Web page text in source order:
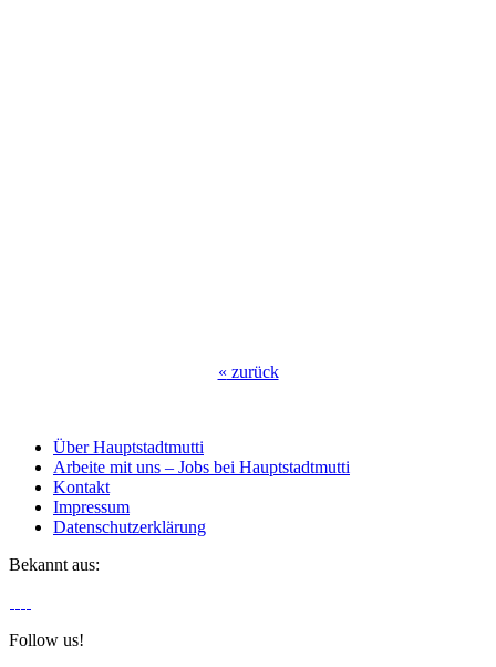
« zurück
Über Hauptstadtmutti
Arbeite mit uns – Jobs bei Hauptstadtmutti
Kontakt
Impressum
Datenschutzerklärung
Bekannt aus:
Follow us!